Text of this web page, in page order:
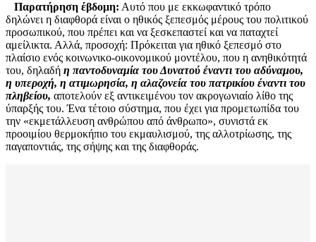
Παρατήρηση έβδομη: Αυτό που με εκκωφαντικό τρόπο
δηλώνει η διαφθορά είναι ο ηθικός ξεπεσμός μέρους του πολιτικού
προσωπικού, που πρέπει και να ξεσκεπαστεί και να παταχτεί
αμείλικτα. Αλλά, προσοχή: Πρόκειται για ηθικό ξεπεσμό στο
πλαίσιο ενός κοινωνικο-οικονομικού μοντέλου, που η ανηθικότητά
του, δηλαδή η παντοδυναμία του Δυνατού έναντι του αδύναμου,
η υπεροχή, η ατιμωρησία, η αλαζονεία του πατρικίου έναντι του
πληβείου, αποτελούν εξ αντικειμένου τον ακρογωνιαίο λίθο της
ύπαρξής του. Ένα τέτοιο σύστημα, που έχει για προμετωπίδα του
την «εκμετάλλευση ανθρώπου από άνθρωπο», συνιστά εκ
προοιμίου θερμοκήπιο του εκμαυλισμού, της αλλοτρίωσης, της
παγαποντιάς, της σήψης και της διαφθοράς.